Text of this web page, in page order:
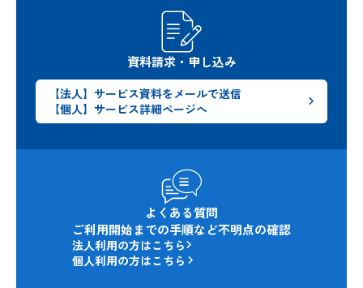
資料請求・申し込み
【法人】サービス資料をメールで送信
【個人】サービス詳細ページへ
よくある質問
ご利用開始までの手順など不明点の確認
法人利用の方はこちら
個人利用の方はこちら